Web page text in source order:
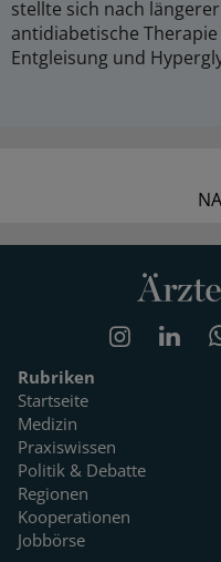
stellte sich nach
antidiabetische
Entgleisung und
Rubriken
Startseite
Medizin
Praxiswissen
Politik & Debatte
Regionen
Kooperationen
Jobbörse